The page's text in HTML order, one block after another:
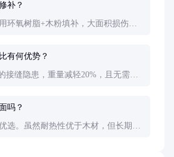
补？
环氧树脂+木粉填补，大面积损伤需
有何优势？
接缝隐患，重量减轻20%，且无需定
吗？
选。虽然耐热性优于木材，但长期接